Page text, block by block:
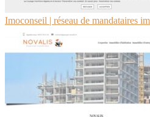
Imoconseil | réseau de mandataires